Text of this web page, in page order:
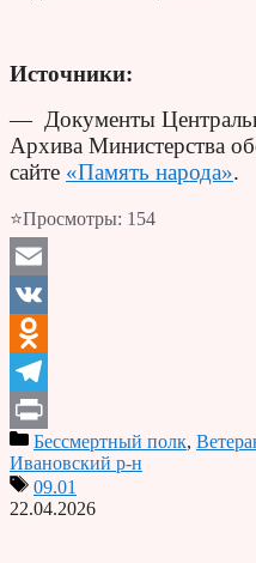
Источники:
— Документы
Архива Министерства
сайте «Память народа».
⭐Просмотры: 154
Email
VK
Odnoklassniki
Telegram
PrintБессмертный полк,
Ивановский р-н
09.01
22.04.2026